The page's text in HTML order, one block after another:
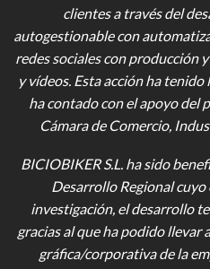
clientes a través del
autogestionable con
redes sociales con producción
y vídeos. Esta acción ha
ha contado con el apoyo del
Cámara de Comercio,
BICIOBIKER S.L. ha sido
Desarrollo Regional
investigación, el desarrollo
gracias al que ha podido llevar
gráfica/corporativa de la